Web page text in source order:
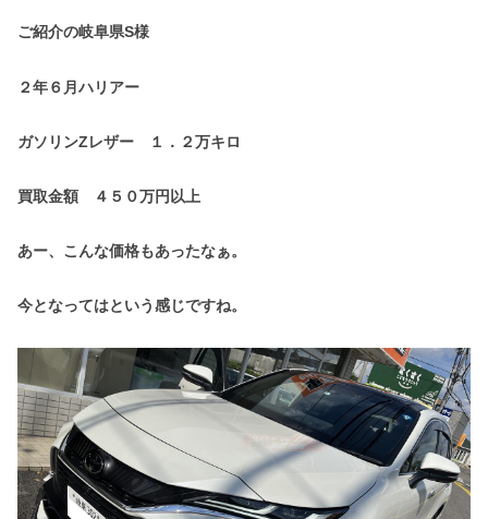
ご紹介の岐阜県S様
２年６月ハリアー
ガソリンZレザー １．２万キロ
買取金額 ４５０万円以上
あー、こんな価格もあったなぁ。
今となってはという感じですね。